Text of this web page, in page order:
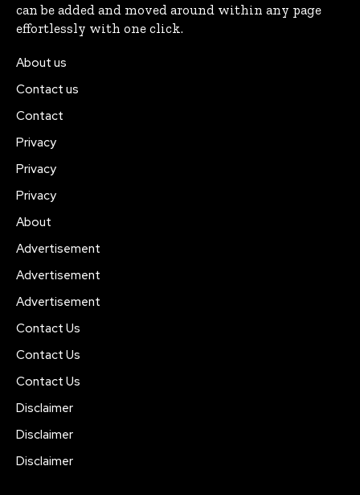
can be added and moved around within any page
effortlessly with one click.
About us
Contact us
Contact
Privacy
Privacy
Privacy
About
Advertisement
Advertisement
Advertisement
Contact Us
Contact Us
Contact Us
Disclaimer
Disclaimer
Disclaimer